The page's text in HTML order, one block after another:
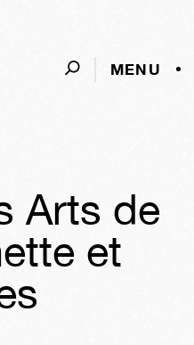
MENU
Arts de
et